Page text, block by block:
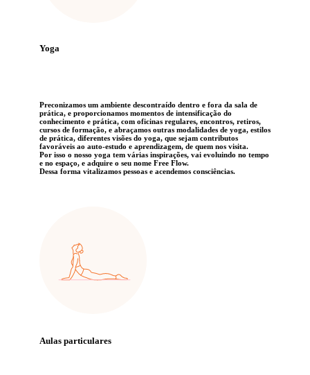
Yoga
Preconizamos um ambiente descontraído dentro e fora da sala de
prática, e proporcionamos momentos de intensificação do
conhecimento e prática, com oficinas regulares, encontros, retiros,
cursos de formação, e abraçamos outras modalidades de yoga, estilos
de prática, diferentes visões do yoga, que sejam contributos
favoráveis ao auto-estudo e aprendizagem, de quem nos visita.
Por isso o nosso yoga tem várias inspirações, vai evoluindo no tempo
e no espaço, e adquire o seu nome Free Flow.
Dessa forma vitalizamos pessoas e acendemos consciências.
Aulas particulares